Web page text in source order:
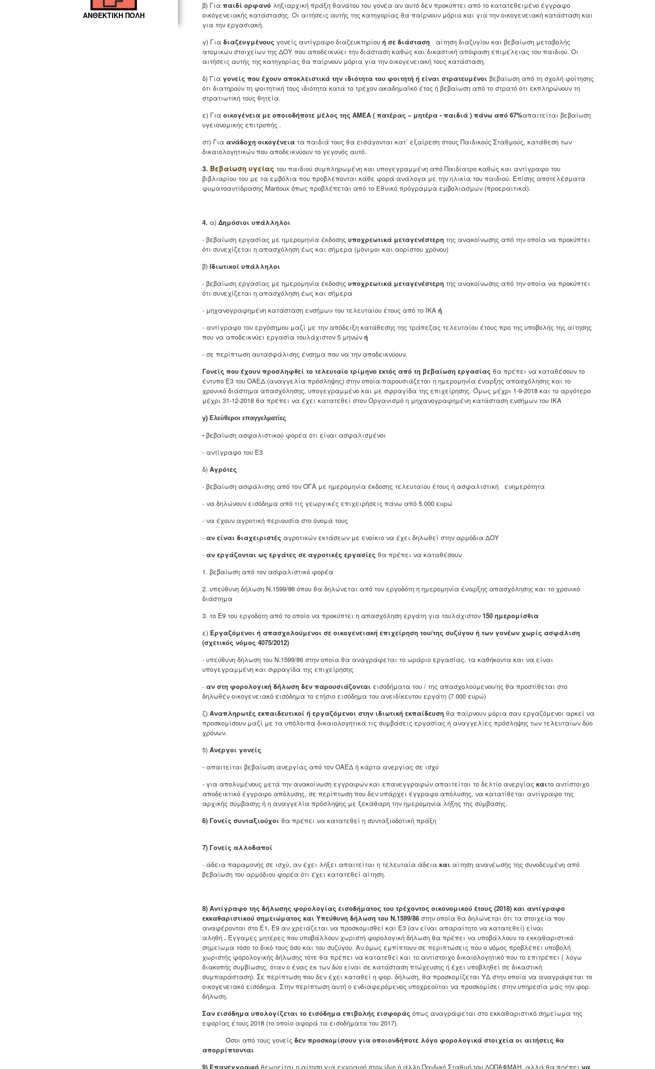
ΑΝΘΕΚΤΙΚΗ ΠΟΛΗ
β) Για παιδί ορφανόληξιαρχική πράξη θανάτου του γονέα αν αυτό δεν προκύπτει από το κατατεθειμένο έγγραφο
οικογενειακής κατάστασης. Οι αιτήσεις αυτής της κατηγορίας θα παίρνουν μόρια και για την οικογενειακή κατάσταση και
για την εργασιακή.
γ) Για διαζευγμένους γονείς αντίγραφο διαζευκτηρίου ή σε διάσταση αίτηση διαζυγίου και βεβαίωση μεταβολής
ατομικών στοιχείων της ΔΟΥ που αποδεικνύει την διάσταση καθώς και δικαστική απόφαση επιμέλειας του παιδιού. Οι
αιτήσεις αυτής της κατηγορίας θα παίρνουν μόρια για την οικογενειακή τους κατάσταση.
δ) Για γονείς που έχουν αποκλειστικά την ιδιότητα του φοιτητή ή είναι στρατευμένοι βεβαίωση από τη σχολή φοίτησης
ότι διατηρούν τη φοιτητική τους ιδιότητα κατά το τρέχον ακαδημαϊκό έτος ή βεβαίωση από το στρατό ότι εκπληρώνουν τη
στρατιωτική τους θητεία.
ε) Για οικογένεια με οποιοδήποτε μέλος της ΑΜΕΑ ( πατέρας – μητέρα - παιδιά ) πάνω από 67%απαιτείται βεβαίωση
υγειονομικής επιτροπής .
στ) Για ανάδοχη οικογένειατα παιδιά τους θα εισάγονται κατ΄ εξαίρεση στους Παιδικούς Σταθμούς, κατάθεση των
δικαιολογητικών που αποδεικνύουν το γεγονός αυτό.
3. Βεβαίωση υγείας του παιδιού συμπληρωμένη και υπογεγραμμένη από Παιδίατρο καθώς και αντίγραφο του
βιβλιαρίου του με τα εμβόλια που προβλέπονται κάθε φορά ανάλογα με την ηλικία του παιδιού. Επίσης αποτελέσματα
φυματοαντίδρασης Mantoux όπως προβλέπεται από το Εθνικό πρόγραμμα εμβολιασμών (προεραιτικά).
4. α) Δημόσιοι υπάλληλοι
- βεβαίωση εργασίας με ημερομηνία έκδοσης υποχρεωτικά μεταγενέστερη της ανακοίνωσης από την οποία να προκύπτει
ότι συνεχίζεται η απασχόληση έως και σήμερα (μόνιμοι και αορίστου χρόνου)
β) Ιδιωτικοί υπάλληλοι
- βεβαίωση εργασίας με ημερομηνία έκδοσης υποχρεωτικά μεταγενέστερη της ανακοίνωσης από την οποία να προκύπτει
ότι συνεχίζεται η απασχόληση έως και σήμερα
- μηχανογραφημένη κατάσταση ενσήμων του τελευταίου έτους από το ΙΚΑή
- αντίγραφο του εργόσημου μαζί με την απόδειξη κατάθεσης της τράπεζας τελευταίου έτους προ της υποβολής της αίτησης
που να αποδεικνύει εργασία τουλάχιστον 5 μηνών ή
- σε περίπτωση αυτασφάλισης ένσημα που να την αποδεικνύουν.
Γονείς που έχουν προσληφθεί το τελευταίο τρίμηνο εκτός από τη βεβαίωση εργασίας θα πρέπει να καταθέσουν το
έντυπο Ε3 του ΟΑΕΔ (αναγγελία πρόσληψης) στην οποία παρουσιάζεται η ημερομηνία έναρξης απασχόλησης και το
χρονικό διάστημα απασχόλησης, υπογεγραμμένο και με σφραγίδα της επιχείρησης. Όμως μέχρι 1-9-2018 και το αργότερο
μέχρι 31-12-2018 θα πρέπει να έχει κατατεθεί στον Οργανισμό η μηχανογραφημένη κατάσταση ενσήμων του ΙΚΑ
γ) Ελεύθεροι επαγγελματίες
- βεβαίωση ασφαλιστικού φορέα ότι είναι ασφαλισμένοι
- αντίγραφο του Ε3
δ) Αγρότες
- βεβαίωση ασφάλισης από τον ΟΓΑ με ημερομηνία έκδοσης τελευταίου έτους ή ασφαλιστική ενημερότητα
- να δηλώνουν εισόδημα από τις γεωργικές επιχειρήσεις πάνω από 5.000 ευρώ
- να έχουν αγροτική περιουσία στο όνομά τους
- αν είναι διαχειριστές αγροτικών εκτάσεων με ενοίκιο να έχει δηλωθεί στην αρμόδια ΔΟΥ
- αν εργάζονται ως εργάτες σε αγροτικές εργασίες θα πρέπει να καταθέσουν
1. βεβαίωση από τον ασφαλιστικό φορέα
2. υπεύθυνη δήλωση Ν.1599/86 όπου θα δηλώνεται από τον εργοδότη η ημερομηνία έναρξης απασχόλησης και το χρονικό
διάστημα
3. το Ε9 του εργοδότη από το οποίο να προκύπτει η απασχόληση εργάτη για τουλάχιστον 150 ημερομίσθια
ε) Εργαζόμενοι ή απασχολούμενοι σε οικογενειακή επιχείρηση του/της συζύγου ή των γονέων χωρίς ασφάλιση
(σχετικός νόμος 4075/2012)
- υπεύθυνη δήλωση του Ν.1599/86 στην οποία θα αναγράφεται το ωράριο εργασίας, τα καθήκοντα και να είναι
υπογεγραμμένη και σφραγίδα της επιχείρησης
- αν στη φορολογική δήλωση δεν παρουσιάζονται εισοδήματα του / της απασχολούμενου/ης θα προστίθεται στο
δηλωθέν οικογενειακό εισόδημα το ετήσιο εισόδημα του ανειδίκευτου εργάτη (7.000 ευρώ)
ζ) Αναπληρωτές εκπαιδευτικοί ή εργαζόμενοι στην ιδιωτική εκπαίδευση θα παίρνουν μόρια σαν εργαζόμενοι αρκεί να
προσκομίσουν μαζί με τα υπόλοιπα δικαιολογητικά τις συμβάσεις εργασίας ή αναγγελίες πρόσληψης των τελευταίων δύο
χρόνων.
5)Άνεργοι γονείς
- απαιτείται βεβαίωση ανεργίας από τον ΟΑΕΔ ή κάρτα ανεργίας σε ισχύ
- για απολυμένους μετά την ανακοίνωση εγγραφών και επανεγγραφών απαιτείται το δελτίο ανεργίας καιτο αντίστοιχο
αποδεικτικό έγγραφο απόλυσης, σε περίπτωση που δεν υπάρχει έγγραφο απόλυσης, να κατατίθεται αντίγραφο της
αρχικής σύμβασης ή η αναγγελία πρόσληψης με ξεκάθαρη την ημερομηνία λήξης της σύμβασης.
6) Γονείς συνταξιούχοι θα πρέπει να κατατεθεί η συνταξιοδοτική πράξη
7) Γονείς αλλοδαποί
- άδεια παραμονής σε ισχύ, αν έχει λήξει απαιτείται η τελευταία άδεια και αίτηση ανανέωσής της συνοδευμένη από
βεβαίωση του αρμόδιου φορέα ότι έχει κατατεθεί αίτηση.
8) Αντίγραφο της δήλωσης φορολογίας εισοδήματος του τρέχοντος οικονομικού έτους (2018) και αντίγραφο
εκκαθαριστικού σημειώματος και Υπεύθυνη δήλωση του Ν.1599/86στην οποία θα δηλώνεται ότι τα στοιχεία που
αναφέρονται στο Ε1, Ε9 αν χρειάζεται να προσκομισθεί και Ε3 (αν είναι απαραίτητο να κατατεθεί) είναι
αληθή. Έγγαμες μητέρες που υποβάλλουν χωριστή φορολογική δήλωση θα πρέπει να υποβάλλουν το εκκαθαριστικό
σημείωμα τόσο το δικό τους όσο και του συζύγου. Αν όμως εμπίπτουν σε περιπτώσεις που ο νόμος προβλέπει υποβολή
χωριστής φορολογικής δήλωσης τότε θα πρέπει να κατατεθεί και το αντίστοιχο δικαιολογητικό που το επιτρέπει ( λόγω
διακοπής συμβίωσης, όταν ο ένας εκ των δύο είναι σε κατάσταση πτώχευσης ή έχει υποβληθεί σε δικαστική
συμπαράσταση). Σε περίπτωση που δεν έχει καταθεί η φορ. δήλωση, θα προσκομίζεται ΥΔ στην οποία να αναγράφεται το
οικογενειακό εισόδημα. Στην περίπτωση αυτή ο ενδιαφερόμενος υποχρεούται να προσκομίσει στην υπηρεσία μας την φορ.
δήλωση.
Σαν εισόδημα υπολογίζεται το εισόδημα επιβολής εισφοράς όπως αναγράφεται στο εκκαθαριστικό σημείωμα της
εφορίας έτους 2018 (το οποίο αφορά τα εισοδήματα του 2017).
Όσοι από τους γονείς δεν προσκομίσουν για οποιονδήποτε λόγο φορολογικά στοιχεία οι αιτήσεις θα
απορρίπτονται
9) Επανεγγραφή θεωρείται η αίτηση για εγγραφή στον ίδιο ή άλλο Παιδικό Σταθμό του ΔΟΠΑΦΜΑΗ, αλλά θα πρέπει να